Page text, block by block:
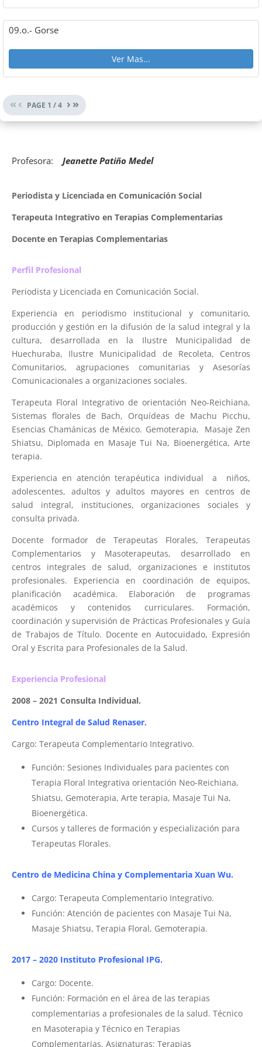
09.o.- Gorse
Ver Mas...
« ‹ › »
PAGE 1 /4
Profesora:Jeanette Patiño Medel
Periodista y Licenciada en Comunicación Social
Terapeuta Integrativo en Terapias Complementarias
Docente en Terapias Complementarias
Perfil Profesional
Periodista y Licenciada en Comunicación Social.
Experiencia en periodismo institucional y comunitario,
producción y gestión en la difusión de la salud integral y la
cultura, desarrollada en la Ilustre Municipalidad de
Huechuraba, Ilustre Municipalidad de Recoleta, Centros
Comunitarios, agrupaciones comunitarias y Asesorías
Comunicacionales a organizaciones sociales.
Terapeuta Floral Integrativo de orientación Neo-Reichiana,
Sistemas florales de Bach, Orquídeas de Machu Picchu,
Esencias Chamánicas de México. Gemoterapia, Masaje Zen
Shiatsu, Diplomada en Masaje Tui Na, Bioenergética, Arte
terapia.
Experiencia en atención terapéutica individual a niños,
adolescentes, adultos y adultos mayores en centros de
salud integral, instituciones, organizaciones sociales y
consulta privada.
Docente formador de Terapeutas Florales, Terapeutas
Complementarios y Masoterapeutas, desarrollado en
centros integrales de salud, organizaciones e institutos
profesionales. Experiencia en coordinación de equipos,
planificación académica. Elaboración de programas
académicos y contenidos curriculares. Formación,
coordinación y supervisión de Prácticas Profesionales y Guía
de Trabajos de Título. Docente en Autocuidado, Expresión
Oral y Escrita para Profesionales de la Salud.
Experiencia Profesional
2008 – 2021 Consulta Individual.
Centro Integral de Salud Renaser.
Cargo: Terapeuta Complementario Integrativo.
Función: Sesiones Individuales para pacientes con
Terapia Floral Integrativa orientación Neo-Reichiana,
Shiatsu, Gemoterapia, Arte terapia, Masaje Tui Na,
Bioenergética.
Cursos y talleres de formación y especialización para
Terapeutas Florales.
Centro de Medicina China y Complementaria Xuan Wu.
Cargo: Terapeuta Complementario Integrativo.
Función: Atención de pacientes con Masaje Tui Na,
Masaje Shiatsu, Terapia Floral, Gemoterapia.
2017 – 2020 Instituto Profesional IPG.
Cargo: Docente.
Función: Formación en el área de las terapias
complementarias a profesionales de la salud. Técnico
en Masoterapia y Técnico en Terapias
Complementarias. Asignaturas: Terapias